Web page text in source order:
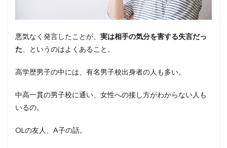
悪気なく発言したことが、 実は相手の気分を害する失言だっ
た 、というのはよくあること。
高学歴男子の中には、有名男子校出身者の人も多い。
中高一貫の男子校に通い、女性への接し方がわからない人も
いるの。
OLの友人、A子の話。